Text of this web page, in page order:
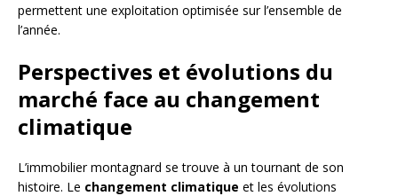
permettent une exploitation optimisée sur l’ensemble de
l’année.
Perspectives et évolutions du
marché face au changement
climatique
L’immobilier montagnard se trouve à un tournant de son
histoire. Le changement climatique et les évolutions